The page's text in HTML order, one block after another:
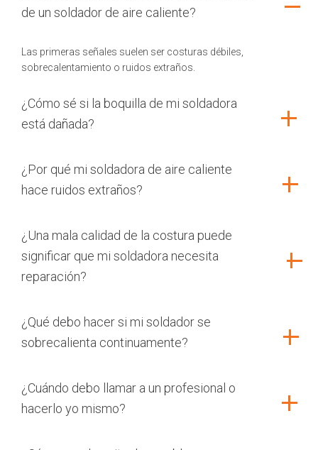
de un soldador de aire caliente?
Las primeras señales suelen ser costuras débiles,
sobrecalentamiento o ruidos extraños.
¿Cómo sé si la boquilla de mi soldadora
está dañada?
¿Por qué mi soldadora de aire caliente
hace ruidos extraños?
¿Una mala calidad de la costura puede
significar que mi soldadora necesita
reparación?
¿Qué debo hacer si mi soldador se
sobrecalienta continuamente?
¿Cuándo debo llamar a un profesional o
hacerlo yo mismo?